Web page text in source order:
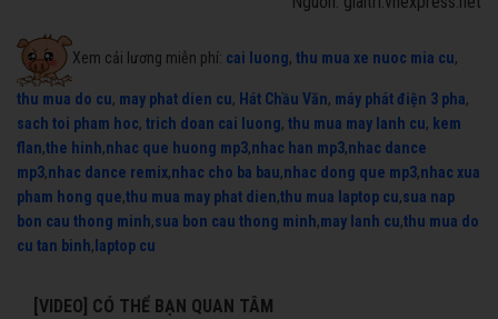
Xem cải lương miễn phí: cai luong, thu mua xe nuoc mia cu,
thu mua do cu, may phat dien cu, Hát Chầu Văn, máy phát điện 3 pha,
sach toi pham hoc, trich doan cai luong, thu mua may lanh cu, kem
flan,the hinh,nhac que huong mp3,nhac han mp3,nhac dance
mp3,nhac dance remix,nhac cho ba bau,nhac dong que mp3,nhac xua
pham hong que,thu mua may phat dien,thu mua laptop cu,sua nap
bon cau thong minh,sua bon cau thong minh,may lanh cu,thu mua do
cu tan binh, laptop cu
[VIDEO] CÓ THỂ BẠN QUAN TÂM